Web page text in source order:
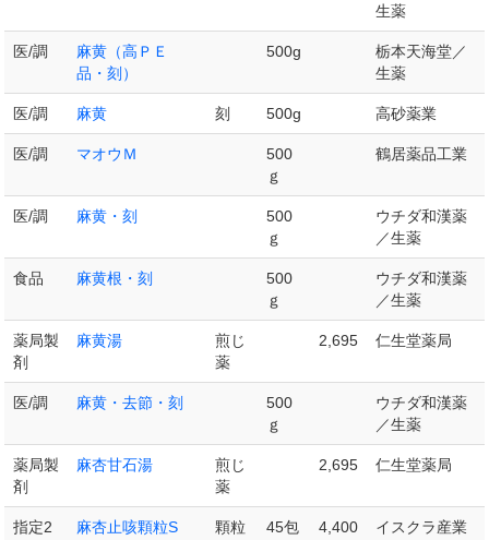
生薬
医/調
麻黄（高ＰＥ
品・刻）
500g
栃本天海堂／
生薬
医/調 麻黄 刻 500g 高砂薬業
医/調 マオウＭ
500
ｇ
鶴居薬品工業
医/調 麻黄・刻
500
ｇ
ウチダ和漢薬
／生薬
食品 麻黄根・刻
500
ｇ
ウチダ和漢薬
／生薬
薬局製
剤
麻黄湯
煎じ
薬
2,695 仁生堂薬局
医/調 麻黄・去節・刻
500
ｇ
ウチダ和漢薬
／生薬
薬局製
剤
麻杏甘石湯
煎じ
薬
2,695 仁生堂薬局
指定2 麻杏止咳顆粒S 顆粒 45包 4,400 イスクラ産業